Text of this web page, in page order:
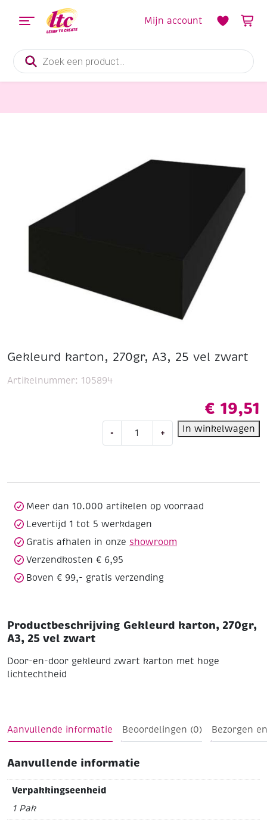
Producten
zoeken
Mijn account
Gekleurd karton, 270gr, A3, 25 vel zwart
€ 19,51
-
zwart
+ In winkelwagen
Artikelnummer: 105894
Meer dan 10.000 artikelen op voorraad
Levertijd 1 tot 5 werkdagen
Gratis afhalen in onze showroom
Verzendkosten € 6,95
Boven € 99,- gratis verzending
Productbeschrijving Gekleurd karton, 270gr,
A3, 25 vel zwart
Door-en-door gekleurd zwart karton met hoge
lichtechtheid
Aanvullende informatie Beoordelingen (0) Bezorgen
Aanvullende informatie
Verpakkingseenheid
1 Pak